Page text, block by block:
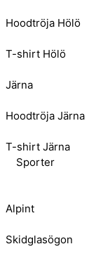
Hoodtröja Hölö
T-shirt Hölö
Järna
Hoodtröja Järna
T-shirt Järna
Sporter
Alpint
Skidglasögon